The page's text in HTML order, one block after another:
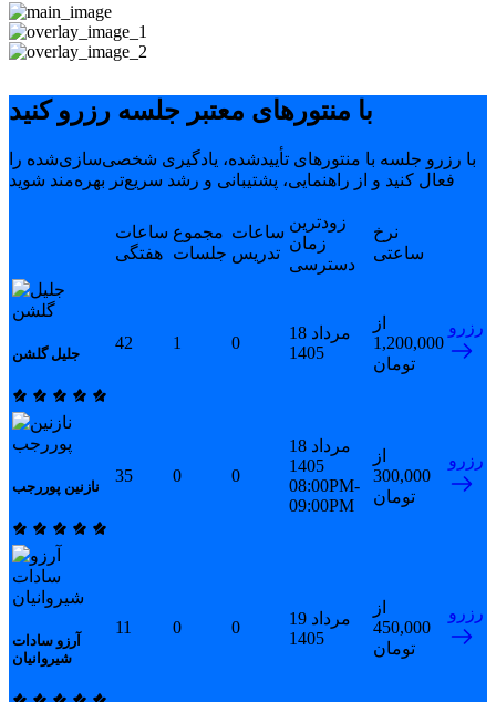
با منتورهای معتبر جلسه رزرو کنید
با رزرو جلسه با منتورهای تأییدشده، یادگیری شخصی‌سازی‌شده را
فعال کنید و از راهنمایی، پشتیبانی و رشد سریع‌تر بهره‌مند شوید
ساعات
هفتگی
مجموع
جلسات
ساعات
تدریس
زودترین
زمان
دسترسی
نرخ
ساعتی
جلیل گلشن
42 1 0
18 مرداد
1405
از
1,200,000
تومان
رزرو
نازنین پوررجب
35 0 0
18 مرداد
1405
08:00PM-
09:00PM
از
300,000
تومان
رزرو
آرزو سادات
شیروانیان
11 0 0
19 مرداد
1405
از
450,000
تومان
رزرو